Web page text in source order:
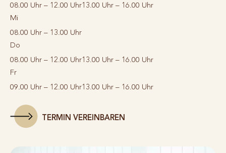
08.00 Uhr – 12.00 Uhr13.00 Uhr – 16.00 Uhr
Mi
08.00 Uhr – 13.00 Uhr
Do
08.00 Uhr – 12.00 Uhr13.00 Uhr – 16.00 Uhr
Fr
09.00 Uhr – 12.00 Uhr13.00 Uhr – 16.00 Uhr
TERMIN VEREINBAREN